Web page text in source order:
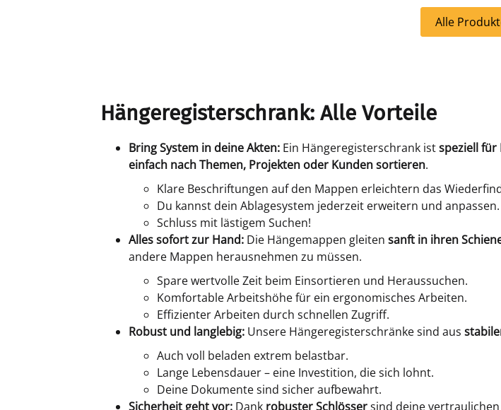
Alle
Hängeregisterschrank: Alle Vorteile
Bring System in deine Akten: Ein Hängeregisterschrank istspeziell für
einfach nach Themen, Projekten oder Kunden sortieren.
Klare Beschriftungen auf den Mappen erleichtern das
Du kannst dein Ablagesystem jederzeit erweitern und anpassen.
Schluss mit lästigem Suchen!
Alles sofort zur Hand: Die Hängemappen gleiten sanft in ihren
andere Mappen herausnehmen zu müssen.
Spare wertvolle Zeit beim Einsortieren und Heraussuchen.
Komfortable Arbeitshöhe für ein ergonomisches Arbeiten.
Effizienter Arbeiten durch schnellen Zugriff.
Robust und langlebig: Unsere Hängeregisterschränke sind aus
Auch voll beladen extrem belastbar.
Lange Lebensdauer – eine Investition, die sich lohnt.
Deine Dokumente sind sicher aufbewahrt.
Sicherheit geht vor: Dank robuster Schlössersind deine